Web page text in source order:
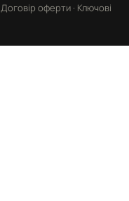
Договір оферти · Ключові